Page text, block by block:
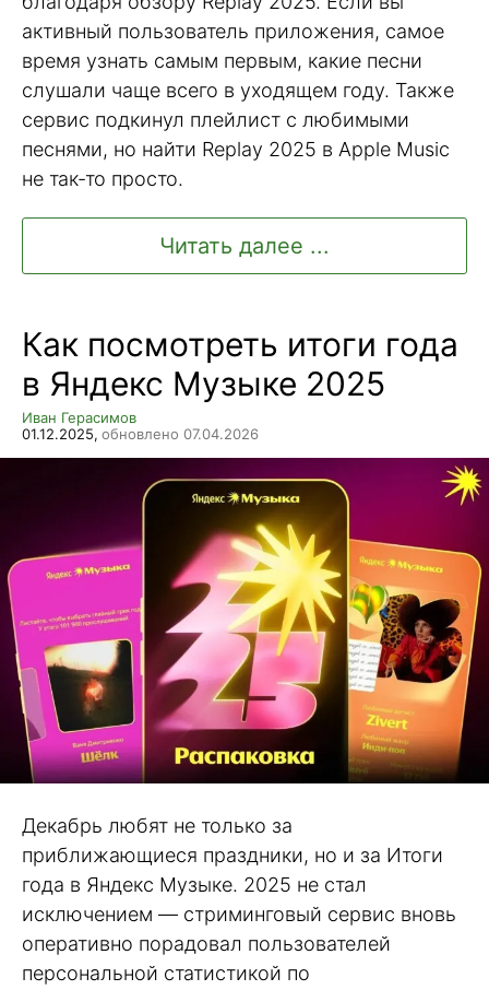
активный пользователь приложения, самое
время узнать самым первым, какие песни
слушали чаще всего в уходящем году. Также
сервис подкинул плейлист с любимыми
песнями, но найти Replay 2025 в Apple Music
не так-то просто.
Читать далее ...
Как посмотреть итоги года
в Яндекс Музыке 2025
Иван Герасимов
01.12.2025, обновлено 07.04.2026
Декабрь любят не только за
приближающиеся праздники, но и за Итоги
года в Яндекс Музыке. 2025 не стал
исключением — стриминговый сервис вновь
оперативно порадовал пользователей
персональной статистикой по